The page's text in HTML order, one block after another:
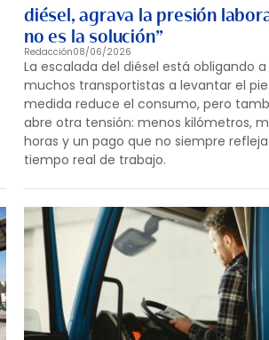
diésel, agrava la presión
no es la solución”
Redacción08/06/2026
La escalada del diésel está obligando a
muchos transportistas a levantar el
medida reduce el consumo, pero
abre otra tensión: menos kilómetros,
horas y un pago que no siempre
tiempo real de trabajo.